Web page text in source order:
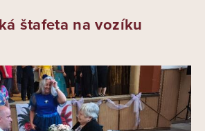
štafeta na vozíku